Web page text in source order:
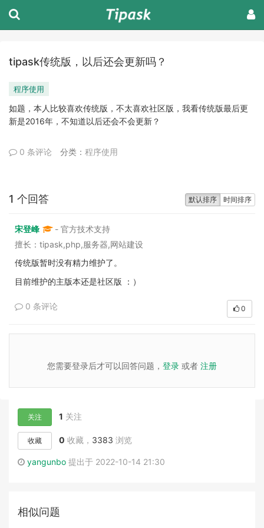
tipask传统版，以后还会更新吗？
程序使用
如题，本人比较喜欢传统版，不太喜欢社区版，我看传统版最后更
新是2016年，不知道以后还会不会更新？
0 条评论 分类： 程序使用
默认排序 时间排序
1 个回答
宋登峰
- 官方技术支持
擅长：tipask,php,服务器,网站建设
传统版暂时没有精力维护了。
目前维护的主版本还是社区版 ：）
0 条评论 0
您需要登录后才可以回答问题， 登录 或者 注册
关注 1 关注
收藏 0 收藏， 3383 浏览
yangunbo 提出于 2022-10-14 21:30
相似问题